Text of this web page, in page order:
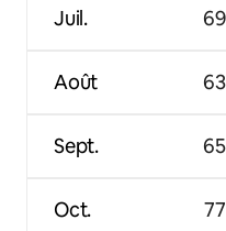
Juil.
Août
Sept.
Oct.